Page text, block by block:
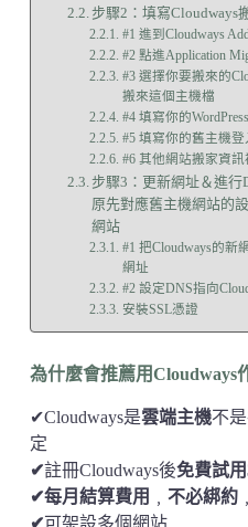
步驟2：填寫Cloudways
#1 進到Cloudways
#2 點進Application
#3 選擇你要搬來的
搬來這個主機檔
#4 填寫你的
#5 填寫你的舊主機登
#6 其他網站搬家資訊
步驟3：更新網址＆進行
原先對應舊主機網站的
網站
#1 把Cloudways的新
網址
#2 設定DNS指向
安裝SSL憑證
為什麼會推薦用Cloudways
✔Cloudways是雲端主機不
定
✔註冊Cloudways後免費試
✔每月結算費用
不必綁約
✔可架設多個網站